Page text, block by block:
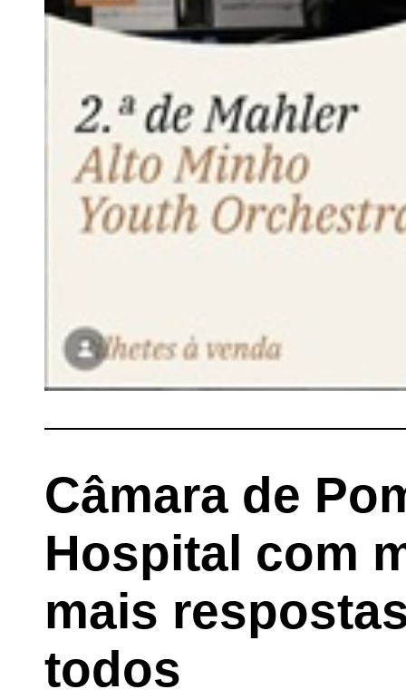
Câmara de
Hospital com
mais
todos